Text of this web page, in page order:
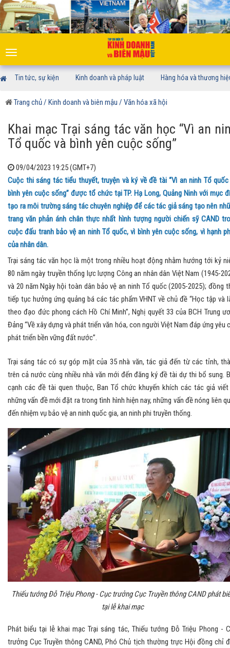
Toggle
navigation
Tin tức, sự kiện Kinh doanh và pháp luật Hàng hóa và thương
Trang chủ/ Kinh doanh và biên mậu / Văn hóa xã hội
Khai mạc Trại sáng tác văn học “Vì an
Tổ quốc và bình yên cuộc sống”
09/04/2023 19:25 (GMT+7)
Cuộc thi sáng tác tiểu thuyết, truyện và ký về đề tài “Vì an ninh Tổ
bình yên cuộc sống” được tổ chức tại TP. Hạ Long, Quảng Ninh với mục
tạo ra môi trường sáng tác chuyên nghiệp để các tác giả sáng tạo nên
trang văn phản ánh chân thực nhất hình tượng người chiến sỹ CAND
cuộc đấu tranh bảo vệ an ninh Tổ quốc, vì bình yên cuộc sống, vì hạnh
của nhân dân.
Trại sáng tác văn học là một trong nhiều hoạt động nhằm hướng tới kỷ
80 năm ngày truyền thống lực lượng Công an nhân dân Việt Nam (1945-
và 20 năm Ngày hội toàn dân bảo vệ an ninh Tổ quốc (2005-2025); đồng
tiếp tục hưởng ứng quảng bá các tác phẩm VHNT về chủ đề “Học tập và
theo đạo đức phong cách Hồ Chí Minh”, Nghị quyết 33 của BCH Trung
Đảng “Về xây dựng và phát triển văn hóa, con người Việt Nam đáp ứng yêu
phát triển bền vững đất nước”.
Trại sáng tác có sự góp mặt của 35 nhà văn, tác giả đến từ các tỉnh,
trên cả nước cùng nhiều nhà văn mới đến đăng ký đề tài dự thi bổ sung.
cạnh các đề tài quen thuộc, Ban Tổ chức khuyến khích các tác giả viết
những vấn đề mới đặt ra trong tình hình hiện nay, những vấn đề nóng liên
đến nhiệm vụ bảo vệ an ninh quốc gia, an ninh phi truyền thống.
Thiếu tướng Đỗ Triệu Phong - Cục trưởng Cục Truyền thông CAND phát
tại lễ khai mạc
Phát biểu tại lễ khai mạc Trại sáng tác, Thiếu tướng Đỗ Triệu Phong -
trưởng Cục Truyền thông CAND, Phó Chủ tịch thường trực Hội đồng chỉ